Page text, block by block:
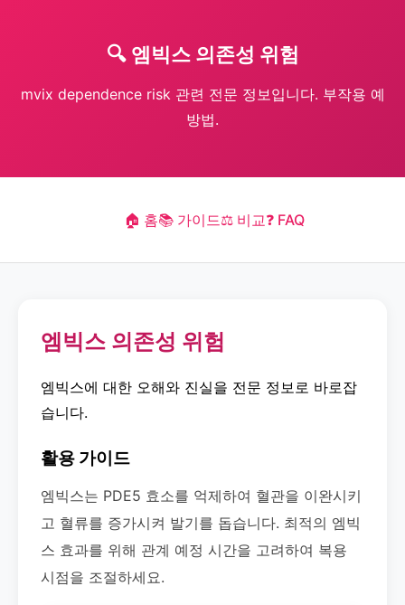
🔍 엠빅스 의존성 위험
mvix dependence risk 관련 전문 정보입니다. 부작용 예
방법.
🏠 홈📚 가이드⚖️ 비교❓ FAQ
엠빅스 의존성 위험
엠빅스에 대한 오해와 진실을 전문 정보로 바로잡
습니다.
활용 가이드
엠빅스는 PDE5 효소를 억제하여 혈관을 이완시키
고 혈류를 증가시켜 발기를 돕습니다. 최적의 엠빅
스 효과를 위해 관계 예정 시간을 고려하여 복용
시점을 조절하세요.